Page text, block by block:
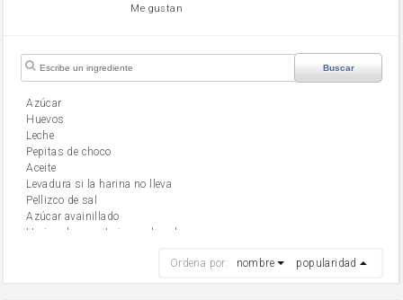
Me gustan
Buscar
Azúcar
huevos
leche
Pepitas de choco
aceite
Levadura si la harina no lleva
Pellizco de sal
Azúcar avainillado
Harina de reposteria con levadura
mantequilla
Ordena por: nombre popularidad